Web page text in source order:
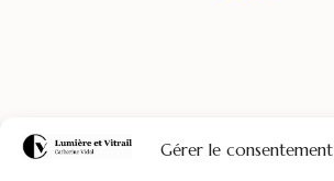
Gérer le consentement
© Lumière Et Vitrail